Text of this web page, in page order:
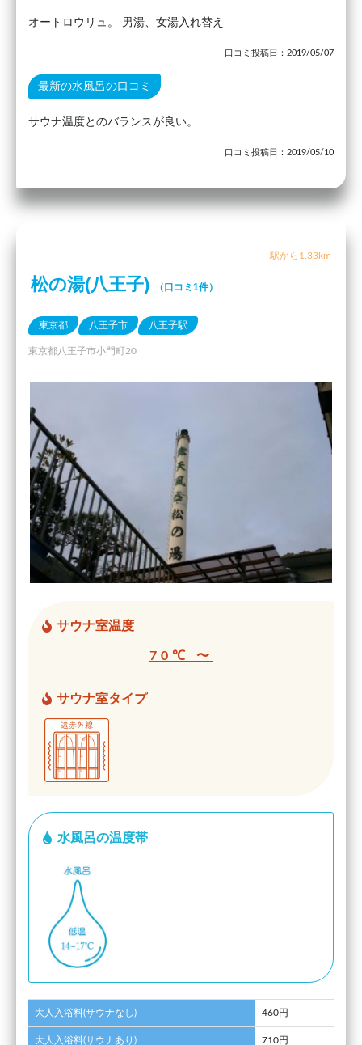
オートロウリュ。 男湯、女湯入れ替え
口コミ投稿日：2019/05/07
最新の水風呂の口コミ
サウナ温度とのバランスが良い。
口コミ投稿日：2019/05/10
駅から1.33km
松の湯(八王子) （口コミ1件）
東京都 八王子市 八王子駅
東京都八王子市小門町20
サウナ室温度
70℃ 〜
サウナ室タイプ
水風呂の温度帯
大人入浴料(サウナなし) 460円
大人入浴料(サウナあり) 710円